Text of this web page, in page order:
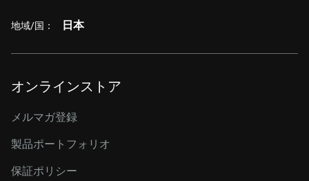
地域/国： 日本
オンラインストア
メルマガ登録
製品ポートフォリオ
保証ポリシー